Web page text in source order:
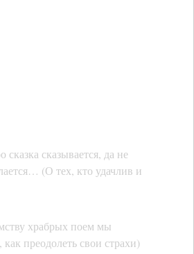
сказка сказывается, да не
(О тех, кто удачлив и
храбрых поем мы
преодолеть свои страхи)